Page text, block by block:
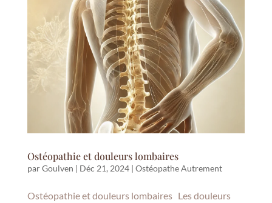
Ostéopathie et douleurs lombaires
parGoulven | Déc 21, 2024| Ostéopathe Autrement
Ostéopathie et douleurs lombaires Les douleurs